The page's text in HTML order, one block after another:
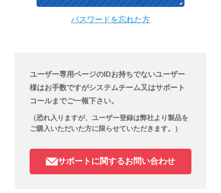
パスワードを忘れた方
ユーザー専用ページのIDお持ちでないユーザー
様はお手数ですがシステムチーム又はサポート
コールまでご一報下さい。
（恐れ入りますが、ユーザー登録は弊社より製品を
ご購入いただいた方に限らせていただきます。）
サポートに関するお問い合わせ